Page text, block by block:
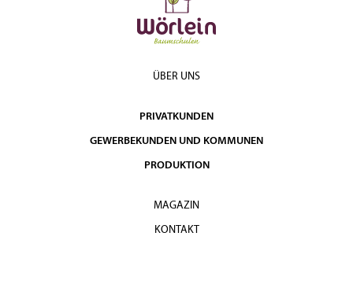
ÜBER UNS
PRIVATKUNDEN
GEWERBEKUNDEN UND KOMMUNEN
PRODUKTION
MAGAZIN
KONTAKT